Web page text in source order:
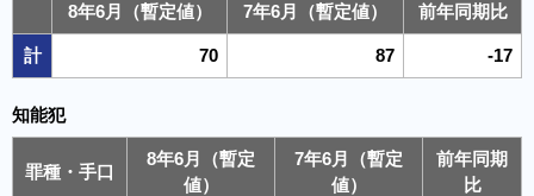
8年6月（暫定値） 7年6月（暫定値） 前年同期比
計 70 87 -17
知能犯
罪種・手口
8年6月（暫定
値）
7年6月（暫定
値）
前年同期
比